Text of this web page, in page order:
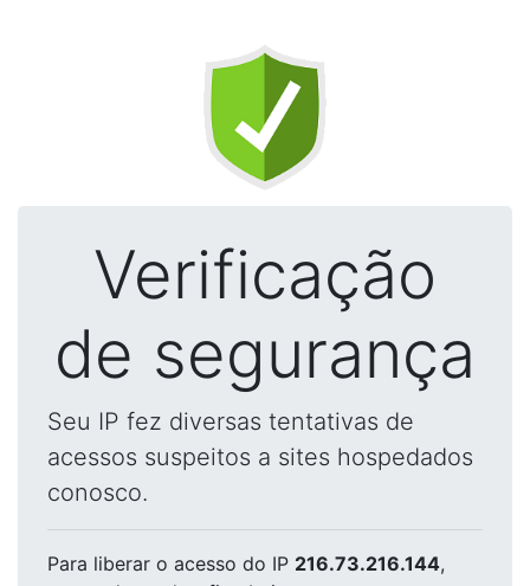
Verificação
de segurança
Seu IP fez diversas tentativas de
acessos suspeitos a sites hospedados
conosco.
Para liberar o acesso do IP 216.73.216.144,